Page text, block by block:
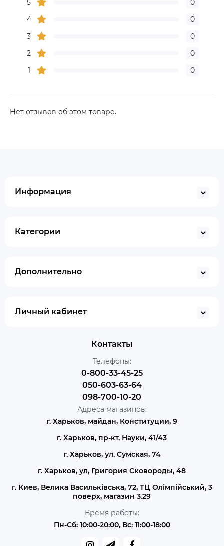
5
0
4
0
3
0
2
0
1
0
Нет отзывов об этом товаре.
Информация
Категории
Дополнительно
Личный кабинет
Контакты
Телефоны:
0-800-33-45-25
050-603-63-64
098-700-10-20
Адреса магазинов:
г. Харьков, майдан, Конституции, 9
г. Харьков, пр-кт, Науки, 41/43
г. Харьков, ул. Сумская, 74
г. Харьков, ул, Григория Сковороды, 48
г. Киев, Велика Васильківська, 72, ТЦ Олімпійський, 3
поверх, магазин 3.29
Время работы:
Пн-Сб: 10:00-20:00, Вс: 11:00-18:00